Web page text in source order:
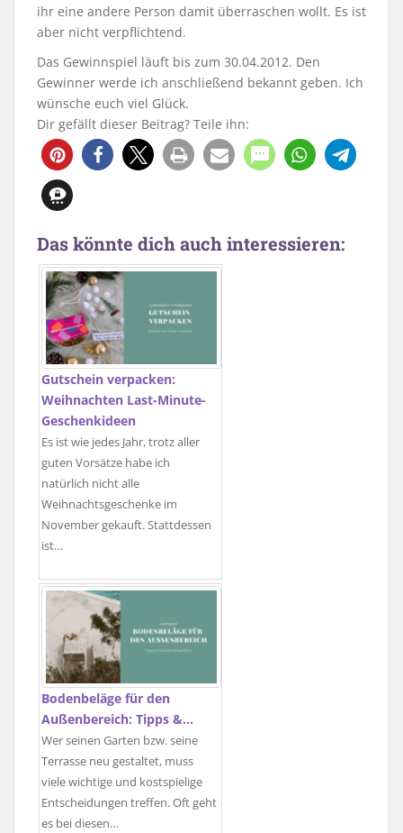
ihr eine andere Person damit überraschen wollt. Es ist
aber nicht verpflichtend.
Das Gewinnspiel läuft bis zum 30.04.2012. Den
Gewinner werde ich anschließend bekannt geben. Ich
wünsche euch viel Glück.
Dir gefällt dieser Beitrag? Teile ihn:
Das könnte dich auch interessieren:
Gutschein verpacken:
Weihnachten Last-Minute-
Geschenkideen
Es ist wie jedes Jahr, trotz aller
guten Vorsätze habe ich
natürlich nicht alle
Weihnachtsgeschenke im
November gekauft. Stattdessen
ist…
Bodenbeläge für den
Außenbereich: Tipps &…
Wer seinen Garten bzw. seine
Terrasse neu gestaltet, muss
viele wichtige und kostspielige
Entscheidungen treffen. Oft geht
es bei diesen…